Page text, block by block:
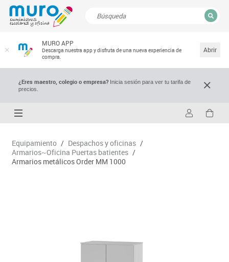
MURO APP
Descarga nuestra app y disfruta de una nueva experiencia de
compra.
Abrir
¿Eres maestro, colegio o empresa?Inicia sesión para ver tu tarifa de
precios.
Equipamiento / Despachos y oficinas /
Armarios~Oficina Puertas batientes /
Armarios metálicos Order MM 1000